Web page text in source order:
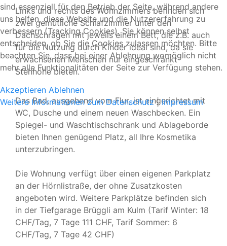
Links und rechts des Wohnzimmers befinden sich
zwei gemütliche Schlafzimmer unter den
Dachschrägen mit jeweils einem Bett, die z.B. auch
für die Nutzung durch Kinder ideal sind, da sie
erwachsenen Menschen nur eingeschränkt
Stehhöhe bieten.
Das Bad, ausgehend vom Flur, ist eingerichtet mit
WC, Dusche und einem neuen Waschbecken. Ein
Spiegel- und Waschtischschrank und Ablageborde
bieten Ihnen genügend Platz, all Ihre Kosmetika
unterzubringen.
Die Wohnung verfügt über einen eigenen Parkplatz
an der Hörnlistraße, der ohne Zusatzkosten
angeboten wird. Weitere Parkplätze befinden sich
in der Tiefgarage Brüggli am Kulm (Tarif Winter: 18
CHF/Tag, 7 Tage 111 CHF, Tarif Sommer: 6
CHF/Tag, 7 Tage 42 CHF)
sind essenziell für den Betrieb der Seite, während andere
uns helfen, diese Website und die Nutzererfahrung zu
verbessern (Tracking Cookies). Sie können selbst
entscheiden, ob Sie die Cookies zulassen möchten. Bitte
beachten Sie, dass bei einer Ablehnung womöglich nicht
mehr alle Funktionalitäten der Seite zur Verfügung stehen.
Akzeptieren Ablehnen
Weitere Informationen zum Datenschutz|Impressum